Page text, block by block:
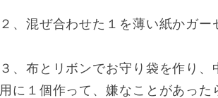
２、混ぜ合わせた１を薄い紙かガー
３、布とリボンでお守り袋を作り
用に１個作って、嫌なことがあっ